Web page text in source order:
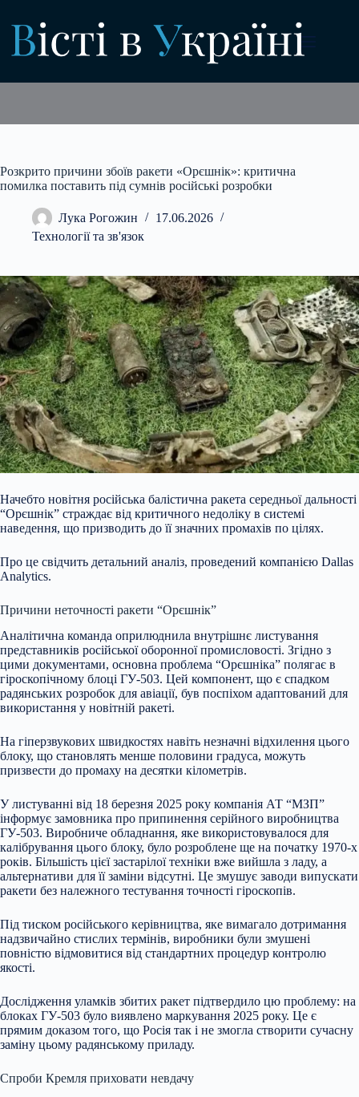
вмісту
Розкрито причини збоїв ракети «Орєшнік»: критична
помилка поставить під сумнів російські розробки
Лука Рогожин
17.06.2026
Технології та зв'язок
Начебто новітня російська балістична ракета середньої дальності
“Орєшнік” страждає від критичного недоліку в системі
наведення, що призводить до її значних промахів по цілях.
Про це свідчить детальний аналіз, проведений компанією Dallas
Analytics.
Причини неточності ракети “Орєшнік”
Аналітична команда оприлюднила внутрішнє листування
представників російської оборонної промисловості. Згідно з
цими документами, основна проблема “Орєшніка” полягає в
гіроскопічному блоці ГУ-503. Цей компонент, що є спадком
радянських розробок для авіації, був поспіхом адаптований для
використання у новітній ракеті.
На гіперзвукових швидкостях навіть незначні відхилення цього
блоку, що становлять менше половини градуса, можуть
призвести до промаху на десятки кілометрів.
У листуванні від 18 березня 2025 року компанія АТ “МЗП”
інформує замовника про припинення серійного виробництва
ГУ-503. Виробниче обладнання, яке використовувалося для
калібрування цього блоку, було розроблене ще на початку 1970-х
років. Більшість цієї застарілої техніки вже вийшла з ладу, а
альтернативи для її заміни відсутні. Це змушує заводи випускати
ракети без належного тестування точності гіроскопів.
Під тиском російського керівництва, яке вимагало дотримання
надзвичайно стислих термінів, виробники були змушені
повністю відмовитися від стандартних процедур контролю
якості.
Дослідження уламків збитих ракет підтвердило цю проблему: на
блоках ГУ-503 було виявлено маркування 2025 року. Це є
прямим доказом того, що Росія так і не змогла створити сучасну
заміну цьому радянському приладу.
Спроби Кремля приховати невдачу